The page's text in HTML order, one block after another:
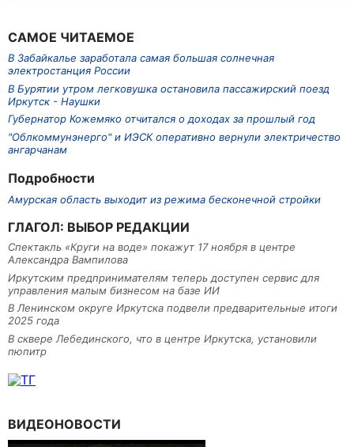
САМОЕ ЧИТАЕМОЕ
В Забайкалье заработала самая большая солнечная
электростанция России
В Бурятии утром легковушка остановила пассажирский поезд
Иркутск - Наушки
Губернатор Кожемяко отчитался о доходах за прошлый год
"Облкоммунэнерго" и ИЭСК оперативно вернули электричество
ангарчанам
Подробности
Амурская область выходит из режима бесконечной стройки
ГЛАГОЛ: ВЫБОР РЕДАКЦИИ
Спектакль «Круги на воде» покажут 17 ноября в центре
Александра Вампилова
Иркутским предпринимателям теперь доступен сервис для
управления малым бизнесом на базе ИИ
В Ленинском округе Иркутска подвели предварительные итоги
2025 года
В сквере Лебединского, что в центре Иркутска, установили
пюпитр
ВИДЕОНОВОСТИ